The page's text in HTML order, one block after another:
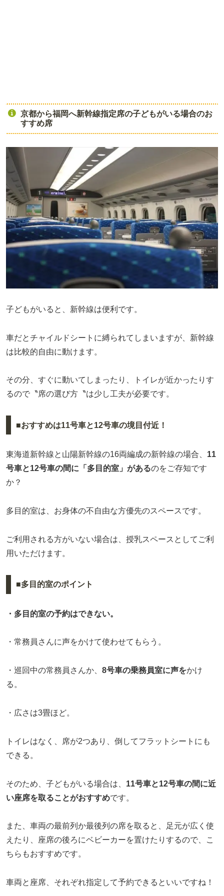
京都から福岡へ新幹線指定席の子どもがいる場合のお
すすめ席
子どもがいると、新幹線は便利です。
車だとチャイルドシートに縛られてしまいますが、新幹線
は比較的自由に動けます。
その分、すぐに動いてしまったり、トイレが近かったりす
るので〝席の選び方〝は少し工夫が必要です。
■おすすめは11号車と12号車の境目付近！
東海道新幹線と山陽新幹線の16両編成の新幹線の場合、 11
号車と12号車の間に「多目的室」があるのをご存知です
か？
多目的室は、お身体の不自由な方優先のスペースです。
ご利用される方がいない場合は、授乳スペースとしてご利
用いただけます。
■多目的室のポイント
・多目的室の予約はできない。
・常務員さんに声をかけて使わせてもらう。
・巡回中の常務員さんか、 8号車の乗務員室に声をかけ
る。
・広さは3畳ほど。
トイレはなく、席が2つあり、倒してフラットシートにも
できる。
そのため、子どもがいる場合は、 11号車と12号車の間に近
い座席を取ることがおすすめです。
また、車両の最前列か最後列の席を取ると、足元が広く使
えたり、座席の後ろにベビーカーを置けたりするので、こ
ちらもおすすめです。
車両と座席、それぞれ指定して予約できるといいですね！